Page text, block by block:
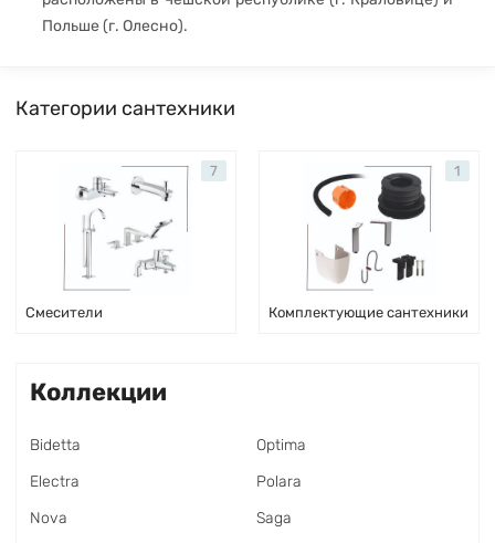
Польше (г. Олесно).
Категории сантехники
Смесители
7
Комплектующие сантехники
1
Коллекции
Bidetta
Electra
Nova
Optima
Polara
Saga